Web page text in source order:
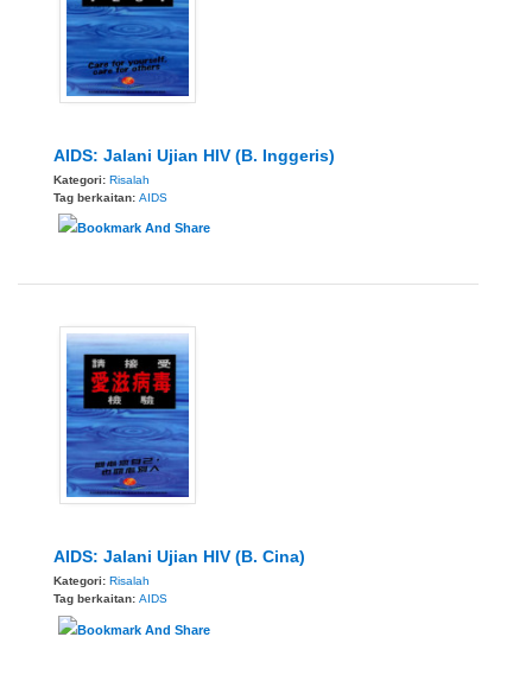
AIDS: Jalani Ujian HIV (B. Inggeris)
Kategori: Risalah
Tag berkaitan: AIDS
AIDS: Jalani Ujian HIV (B. Cina)
Kategori: Risalah
Tag berkaitan: AIDS